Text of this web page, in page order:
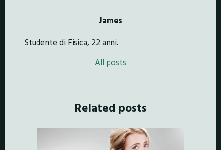
James
Studente di Fisica, 22 anni.
All posts
Related posts